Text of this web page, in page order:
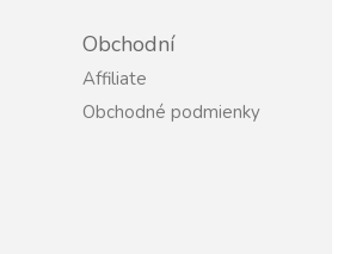
Obchodní
Affiliate
Obchodné podmienky